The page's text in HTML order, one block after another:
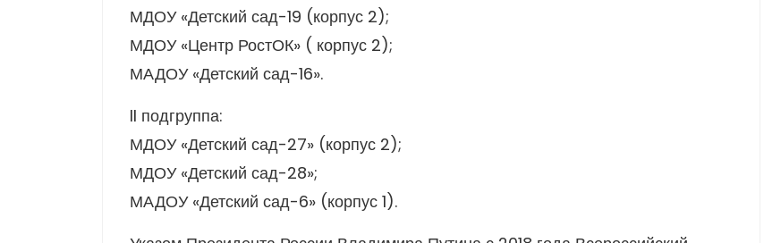
МДОУ «Детский сад-19 (корпус 2);
МДОУ «Центр РостОК» ( корпус 2);
МАДОУ «Детский сад-16».
II подгруппа:
МДОУ «Детский сад-27» (корпус 2);
МДОУ «Детский сад-28»;
МАДОУ «Детский сад-6» (корпус 1).